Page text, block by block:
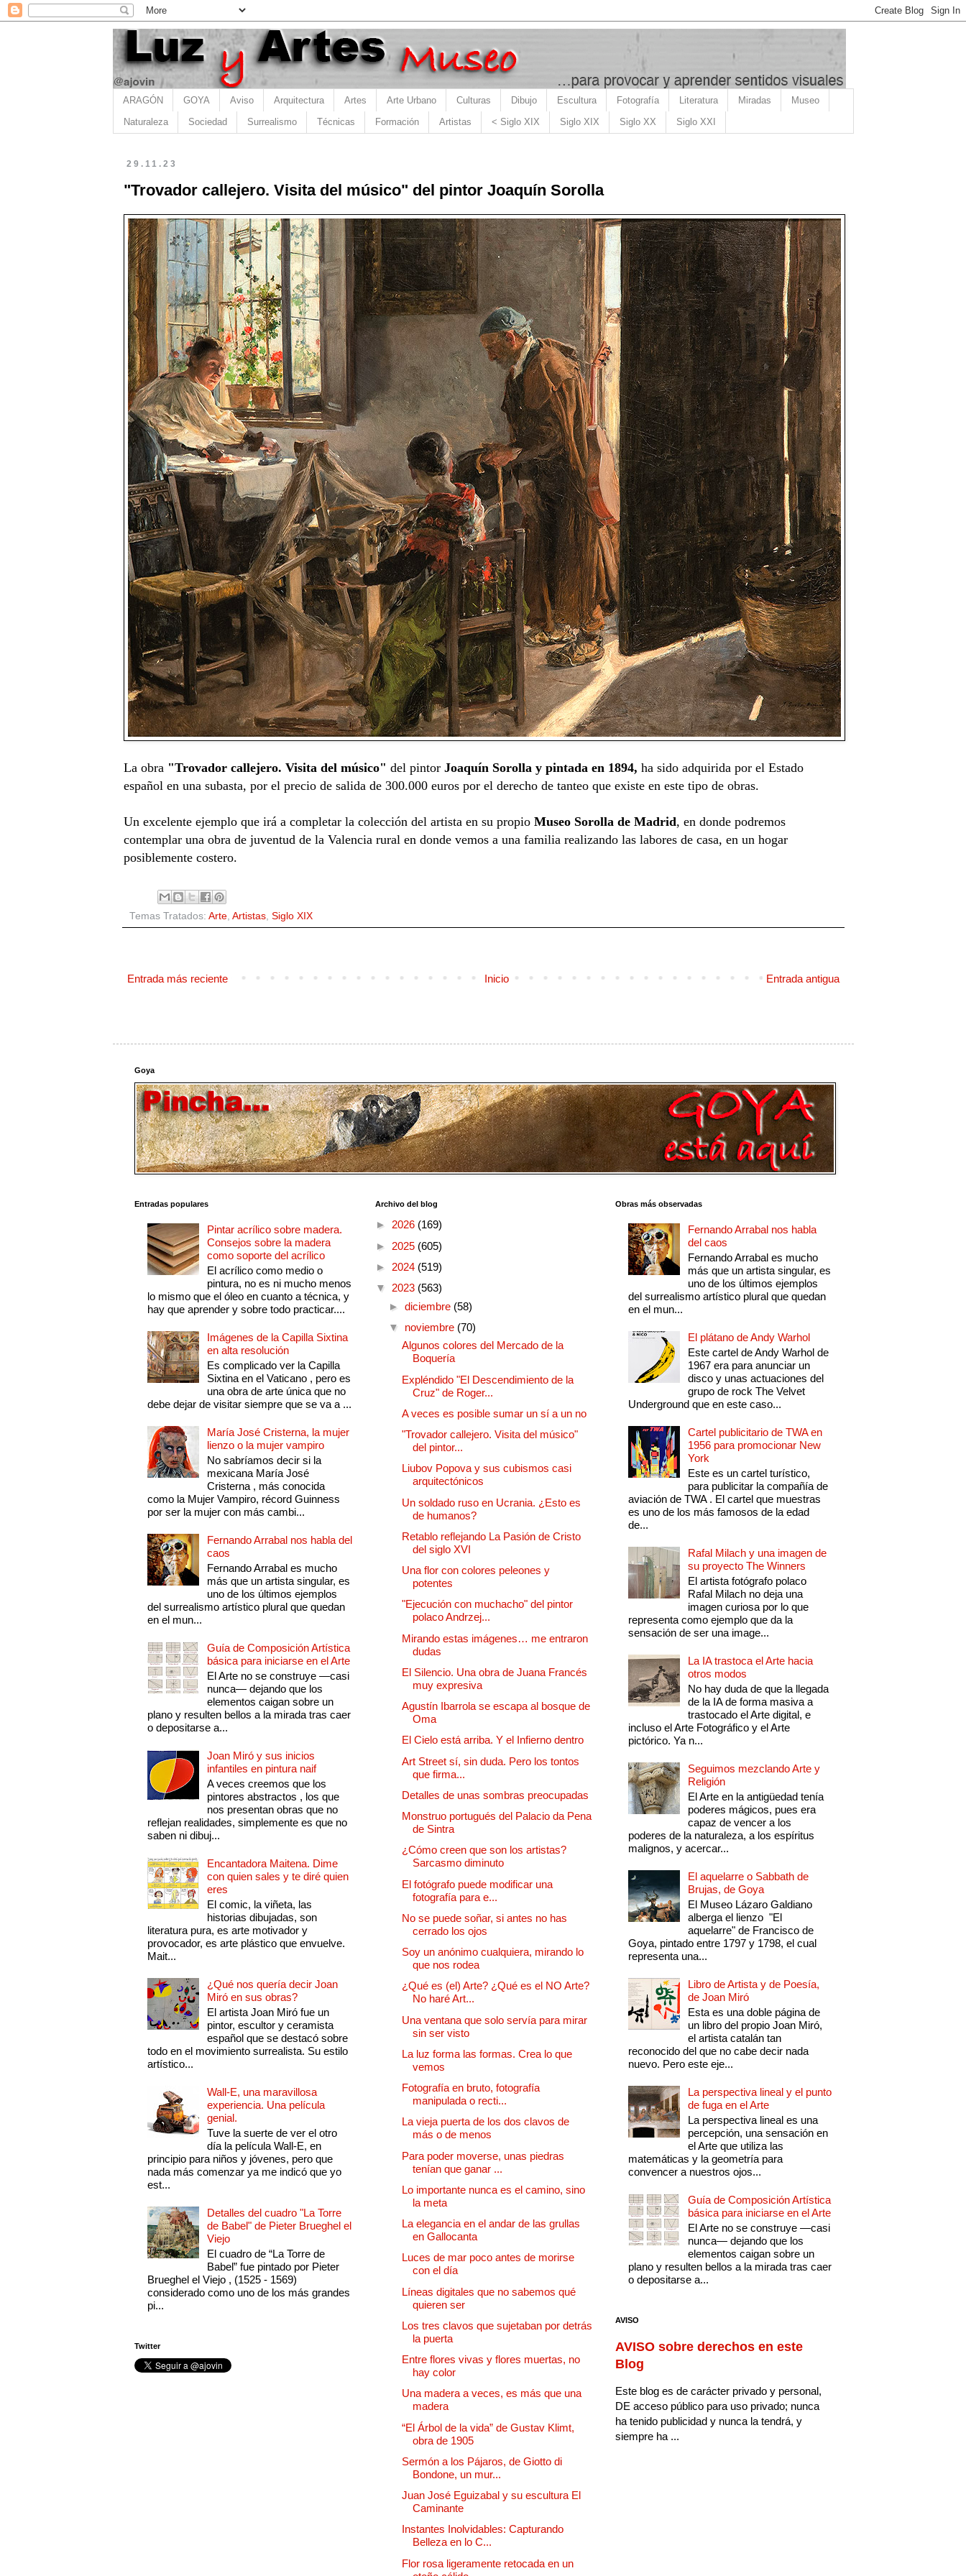
ARAGÓN GOYA Aviso Arquitectura Artes Arte Urbano Culturas Dibujo Escultura Fotografía Literatura Miradas Museo
Naturaleza Sociedad Surrealismo Técnicas Formación Artistas < Siglo XIX Siglo XIX Siglo XX Siglo XXI
29.11.23
"Trovador callejero. Visita del músico" del pintor Joaquín Sorolla
La obra "Trovador callejero. Visita del músico" del pintorJoaquín Sorolla y pintada en 1894, ha sido adquirida por el Estado
español en una subasta, por el precio de salida de 300.000 euros por el derecho de tanteo que existe en este tipo de obras.
Un excelente ejemplo que irá a completar la colección del artista en su propio Museo Sorolla de Madrid, en donde podremos
contemplar una obra de juventud de la Valencia rural en donde vemos a una familia realizando las labores de casa, en un hogar
posiblemente costero.
Temas Tratados: Arte, Artistas, Siglo XIX
Entrada más reciente Entrada antigua
Inicio
Goya
Entradas populares
Pintar acrílico sobre madera.
Consejos sobre la madera
como soporte del acrílico
El acrílico como medio o
pintura, no es ni mucho menos
lo mismo que el óleo en cuanto a técnica, y
hay que aprender y sobre todo practicar....
Imágenes de la Capilla Sixtina
en alta resolución
Es complicado ver la Capilla
Sixtina en el Vaticano , pero es
una obra de arte única que no
debe dejar de visitar siempre que se va a ...
María José Cristerna, la mujer
lienzo o la mujer vampiro
No sabríamos decir si la
mexicana María José
Cristerna , más conocida
como la Mujer Vampiro, récord Guinness
por ser la mujer con más cambi...
Fernando Arrabal nos habla del
caos
Fernando Arrabal es mucho
más que un artista singular, es
uno de los últimos ejemplos
del surrealismo artístico plural que quedan
en el mun...
Guía de Composición Artística
básica para iniciarse en el Arte
El Arte no se construye —casi
nunca— dejando que los
elementos caigan sobre un
plano y resulten bellos a la mirada tras caer
o depositarse a...
Joan Miró y sus inicios
infantiles en pintura naif
A veces creemos que los
pintores abstractos , los que
nos presentan obras que no
reflejan realidades, simplemente es que no
saben ni dibuj...
Encantadora Maitena. Dime
con quien sales y te diré quien
eres
El comic, la viñeta, las
historias dibujadas, son
literatura pura, es arte motivador y
provocador, es arte plástico que envuelve.
Mait...
¿Qué nos quería decir Joan
Miró en sus obras?
El artista Joan Miró fue un
pintor, escultor y ceramista
español que se destacó sobre
todo en el movimiento surrealista. Su estilo
artístico...
Wall-E, una maravillosa
experiencia. Una película
genial.
Tuve la suerte de ver el otro
día la película Wall-E, en
principio para niños y jóvenes, pero que
nada más comenzar ya me indicó que yo
est...
Detalles del cuadro "La Torre
de Babel" de Pieter Brueghel el
Viejo
El cuadro de “La Torre de
Babel” fue pintado por Pieter
Brueghel el Viejo , (1525 - 1569)
considerado como uno de los más grandes
pi...
Twitter
Archivo del blog
► 2026 (169)
► 2025 (605)
► 2024 (519)
▼ 2023 (563)
► diciembre (58)
▼ noviembre (70)
Algunos colores del Mercado de la
Boquería
Expléndido "El Descendimiento de la
Cruz" de Roger...
A veces es posible sumar un sí a un no
"Trovador callejero. Visita del músico"
del pintor...
Liubov Popova y sus cubismos casi
arquitectónicos
Un soldado ruso en Ucrania. ¿Esto es
de humanos?
Retablo reflejando La Pasión de Cristo
del siglo XVI
Una flor con colores peleones y
potentes
"Ejecución con muchacho" del pintor
polaco Andrzej...
Mirando estas imágenes… me entraron
dudas
El Silencio. Una obra de Juana Francés
muy expresiva
Agustín Ibarrola se escapa al bosque de
Oma
El Cielo está arriba. Y el Infierno dentro
Art Street sí, sin duda. Pero los tontos
que firma...
Detalles de unas sombras preocupadas
Monstruo portugués del Palacio da Pena
de Sintra
¿Cómo creen que son los artistas?
Sarcasmo diminuto
El fotógrafo puede modificar una
fotografía para e...
No se puede soñar, si antes no has
cerrado los ojos
Soy un anónimo cualquiera, mirando lo
que nos rodea
¿Qué es (el) Arte? ¿Qué es el NO Arte?
No haré Art...
Una ventana que solo servía para mirar
sin ser visto
La luz forma las formas. Crea lo que
vemos
Fotografía en bruto, fotografía
manipulada o recti...
La vieja puerta de los dos clavos de
más o de menos
Para poder moverse, unas piedras
tenían que ganar ...
Lo importante nunca es el camino, sino
la meta
La elegancia en el andar de las grullas
en Gallocanta
Luces de mar poco antes de morirse
con el día
Líneas digitales que no sabemos qué
quieren ser
Los tres clavos que sujetaban por detrás
la puerta
Entre flores vivas y flores muertas, no
hay color
Una madera a veces, es más que una
madera
“El Árbol de la vida” de Gustav Klimt,
obra de 1905
Sermón a los Pájaros, de Giotto di
Bondone, un mur...
Juan José Eguizabal y su escultura El
Caminante
Instantes Inolvidables: Capturando
Belleza en lo C...
Flor rosa ligeramente retocada en un
Obras más observadas
Fernando Arrabal nos habla
del caos
Fernando Arrabal es mucho
más que un artista singular, es
uno de los últimos ejemplos
del surrealismo artístico plural que quedan
en el mun...
El plátano de Andy Warhol
Este cartel de Andy Warhol de
1967 era para anunciar un
disco y unas actuaciones del
grupo de rock The Velvet
Underground que en este caso...
Cartel publicitario de TWA en
1956 para promocionar New
York
Este es un cartel turístico,
para publicitar la compañía de
aviación de TWA . El cartel que muestras
es uno de los más famosos de la edad
de...
Rafal Milach y una imagen de
su proyecto The Winners
El artista fotógrafo polaco
Rafal Milach no deja una
imagen curiosa por lo que
representa como ejemplo que da la
sensación de ser una image...
La IA trastoca el Arte hacia
otros modos
No hay duda de que la llegada
de la IA de forma masiva a
trastocado el Arte digital, e
incluso el Arte Fotográfico y el Arte
pictórico. Ya n...
Seguimos mezclando Arte y
Religión
El Arte en la antigüedad tenía
poderes mágicos, pues era
capaz de vencer a los
poderes de la naturaleza, a los espíritus
malignos, y acercar...
El aquelarre o Sabbath de
Brujas, de Goya
El Museo Lázaro Galdiano
alberga el lienzo "El
aquelarre" de Francisco de
Goya, pintado entre 1797 y 1798, el cual
representa una...
Libro de Artista y de Poesía,
de Joan Miró
Esta es una doble página de
un libro del propio Joan Miró,
el artista catalán tan
reconocido del que no cabe decir nada
nuevo. Pero este eje...
La perspectiva lineal y el punto
de fuga en el Arte
La perspectiva lineal es una
percepción, una sensación en
el Arte que utiliza las
matemáticas y la geometría para
convencer a nuestros ojos...
Guía de Composición Artística
básica para iniciarse en el Arte
El Arte no se construye —casi
nunca— dejando que los
elementos caigan sobre un
plano y resulten bellos a la mirada tras caer
o depositarse a...
AVISO
AVISO sobre derechos en este
Blog
Este blog es de carácter privado y personal,
DE acceso público para uso privado; nunca
ha tenido publicidad y nunca la tendrá, y
siempre ha ...